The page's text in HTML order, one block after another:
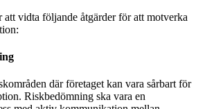
att vidta följande åtgärder för att motverka
där företaget kan vara sårbart för
Riskbedömning ska vara en